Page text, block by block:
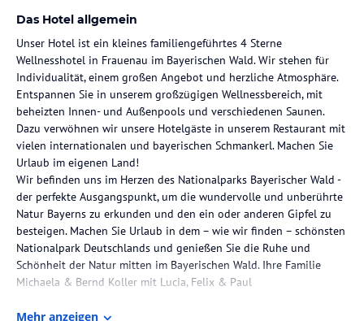
Das Hotel allgemein
Unser Hotel ist ein kleines familiengeführtes 4 Sterne
Wellnesshotel in Frauenau im Bayerischen Wald. Wir stehen für
Individualität, einem großen Angebot und herzliche Atmosphäre.
Entspannen Sie in unserem großzügigen Wellnessbereich, mit
beheizten Innen- und Außenpools und verschiedenen Saunen.
Dazu verwöhnen wir unsere Hotelgäste in unserem Restaurant mit
vielen internationalen und bayerischen Schmankerl. Machen Sie
Urlaub im eigenen Land!
Wir befinden uns im Herzen des Nationalparks Bayerischer Wald -
der perfekte Ausgangspunkt, um die wundervolle und unberührte
Natur Bayerns zu erkunden und den ein oder anderen Gipfel zu
besteigen. Machen Sie Urlaub in dem – wie wir finden – schönsten
Nationalpark Deutschlands und genießen Sie die Ruhe und
Schönheit der Natur mitten im Bayerischen Wald. Ihre Familie
Michaela & Bernd Koller mit Lucia, Felix & Paul
Die Lage des Hotels
Mehr anzeigen